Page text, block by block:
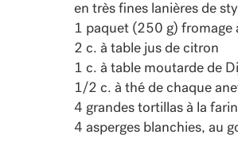
en très fines lanières de
1 paquet (250 g) fromage
2 c. à table jus de citron
1 c. à table moutarde de
1/2 c. à thé de chaque
4 grandes tortillas à la
4 asperges blanchies, au